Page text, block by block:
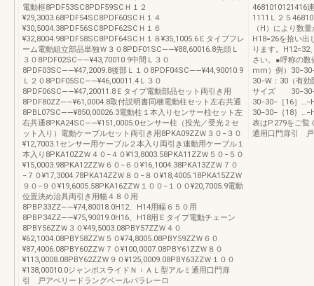
電動框8PDF53SC8PDF59SCＨ１２
¥29,3003.68PDF54SC8PDF60SCＨ１４
¥30,5004.38PDF56SC8PDF62SCＨ１６
¥32,8004.98PDF58SC8PDF64SCＨ１８¥35,1005.6Ｅタイプフレ
ーム電動組立部品単独Ｗ３０8PDF01SC――¥88,60016.8先頭Ｌ
３０8PDF02SC――¥43,70010.9中間Ｌ３０
8PDF03SC――¥47,2009.8後部Ｌ１０8PDF04SC――¥44,90010.9
Ｌ２０8PDF05SC――¥46,00011.4Ｌ３０
8PDF06SC――¥47,20011.8Ｅタイプ電動部品セット両引き用
8PDF80ZZ――¥61,0004.8取付説明書同梱電動柱セット左右共通
8PBL07SC――¥850,00026.3電動柱１本入りセンサー柱セット左
右共通8PKA24SC――¥151,0005.0センサー柱（投光／受光２セ
ット入り）電動ケーブルセット両引き用8PKA09ZZＷ３０−３０
¥12,7003.1センサー用ケーブル２本入り両引き連動用ケーブル１
本入り8PKA10ZZＷ４０−４０¥13,8003.58PKA11ZZＷ５０−５０
¥15,0003.98PKA12ZZＷ６０−６０¥16,1004.38PKA13ZZＷ７０
−７０¥17,3004.78PKA14ZZＷ８０−８０¥18,4005.18PKA15ZZＷ
９０−９０¥19,6005.58PKA16ZZＷ１００−１００¥20,7005.9電動
位置決め治具両引き用幅４８０用
8PBP33ZZ――¥74,80018.0H12、H14用幅６５０用
8PBP34ZZ――¥75,90019.0H16、H18用Ｅタイプ電動チェーン
8PBY56ZZＷ３０¥49,5003.08PBY57ZZＷ４０
¥62,1004.08PBY58ZZＷ５０¥74,8005.08PBY59ZZＷ６０
¥87,4006.08PBY60ZZＷ７０¥100,0007.08PBY61ZZＷ８０
¥113,0008.08PBY62ZZＷ９０¥125,0009.08PBY63ZZＷ１００
¥138,00010.0ジャンボスライドＮ︲ＡＬ型アルミ通用口門扉
引 戸アペリードラングベールパラレーロ
4681010121416
1111Ｌ２５
（H）により数
H18=26を拾い出
ります。H12=32
さい。●呼称の数
mm）例）
30−W：30（有
サイズ
30−30−［16］
30−30−｛18｝
表はP.279をご覧
通用口門扉引 戸